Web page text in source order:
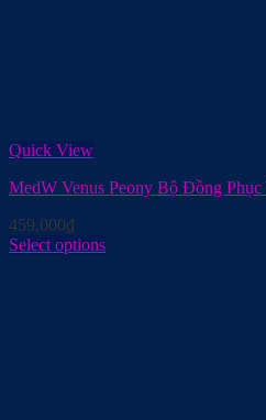
Quick View
MedW Venus Peony Bộ Đồng
459,000₫
Select options